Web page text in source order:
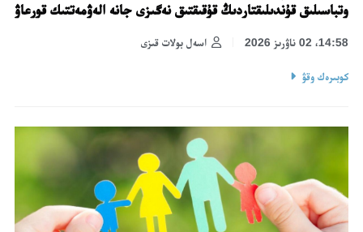
وتباسىلىق قۇندىلىقتاردىڭ قۇقىقتىق نەگىزى جانە الەۋمەتتىك قورعاۋ
اسەل بولات قىزى 14:58، 02 ناۋرىز 2026
كوبىرەك وقۋ